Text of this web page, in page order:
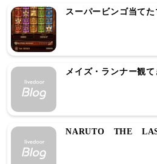
スーパービンゴ当て
メイズ・ランナー観て
NARUTO THE